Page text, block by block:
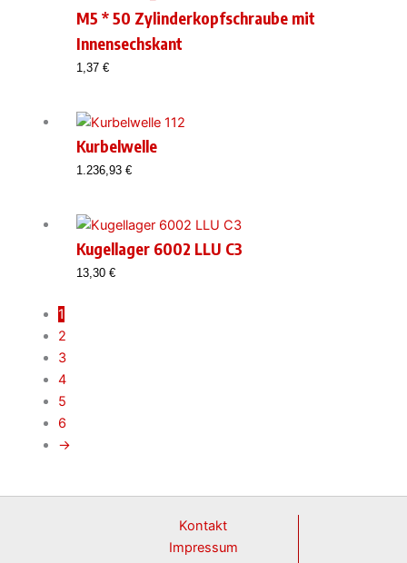
M5 * 50 Zylinderkopfschraube mit
Innensechskant
1,37 €
Kurbelwelle
1.236,93 €
Kugellager 6002 LLU C3
13,30 €
1
2
3
4
5
6
→
Kontakt
Impressum